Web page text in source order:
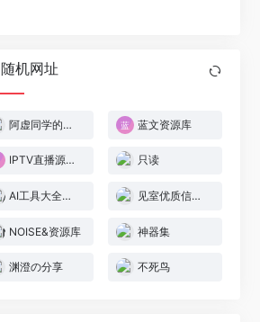
随机网址
阿虚同学的储物间 蓝文资源库
IPTV直播源搜索引擎 只读
AI工具大全（小红博主） 见室优质信息源导航
NOISE&资源库 神器集
渊澄の分享 不死鸟